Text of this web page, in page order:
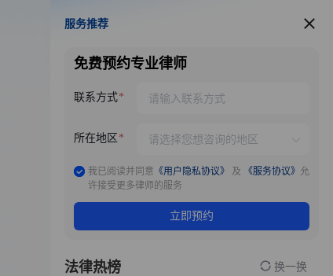
服务推荐
服务推荐
免费预约专业律师
联系方式
所在地区
我已阅读并同意 《用户隐私协议》 及 《服务协议》 允
许接受更多律师的服务
立即预约
法律热榜 换一换